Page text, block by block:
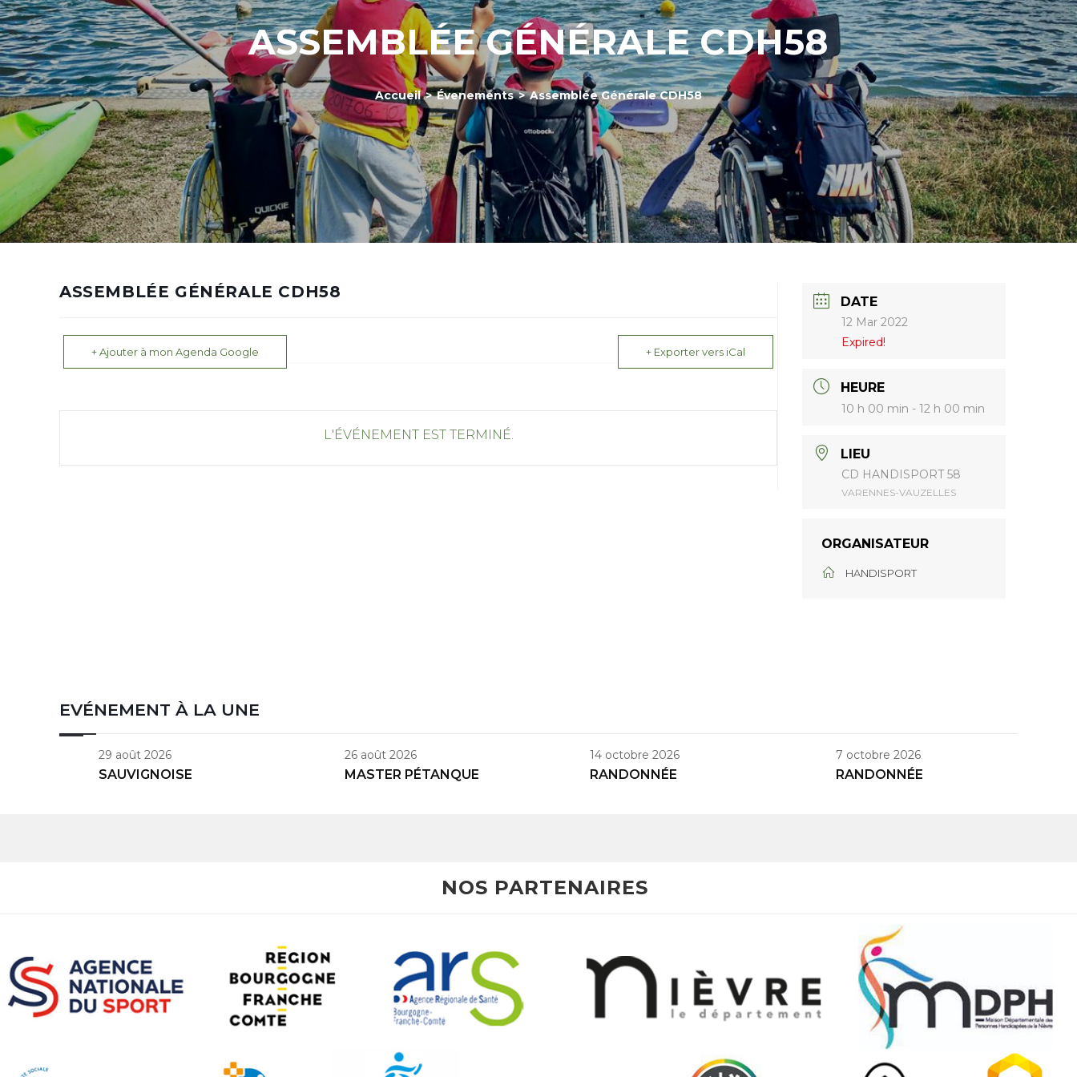
ASSEMBLÉE GÉNÉRALE CDH58
Accueil > Évenements > Assemblée Générale CDH58
ASSEMBLÉE GÉNÉRALE CDH58
+ Ajouter à mon Agenda Google + Exporter vers iCal
L'ÉVÉNEMENT EST TERMINÉ.
DATE
12 Mar 2022
Expired!
HEURE
10 h 00 min - 12 h 00 min
LIEU
CD HANDISPORT 58
VARENNES-VAUZELLES
ORGANISATEUR
HANDISPORT
EVÉNEMENT À LA UNE
29 août 2026
SAUVIGNOISE
26 août 2026
MASTER PÉTANQUE
14 octobre 2026
RANDONNÉE
7 octobre 2026
RANDONNÉE
NOS PARTENAIRES